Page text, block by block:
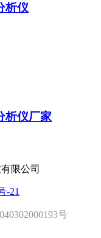
析仪
析仪厂家
限公司
-21
号